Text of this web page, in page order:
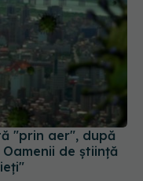
"prin aer", după
de știință